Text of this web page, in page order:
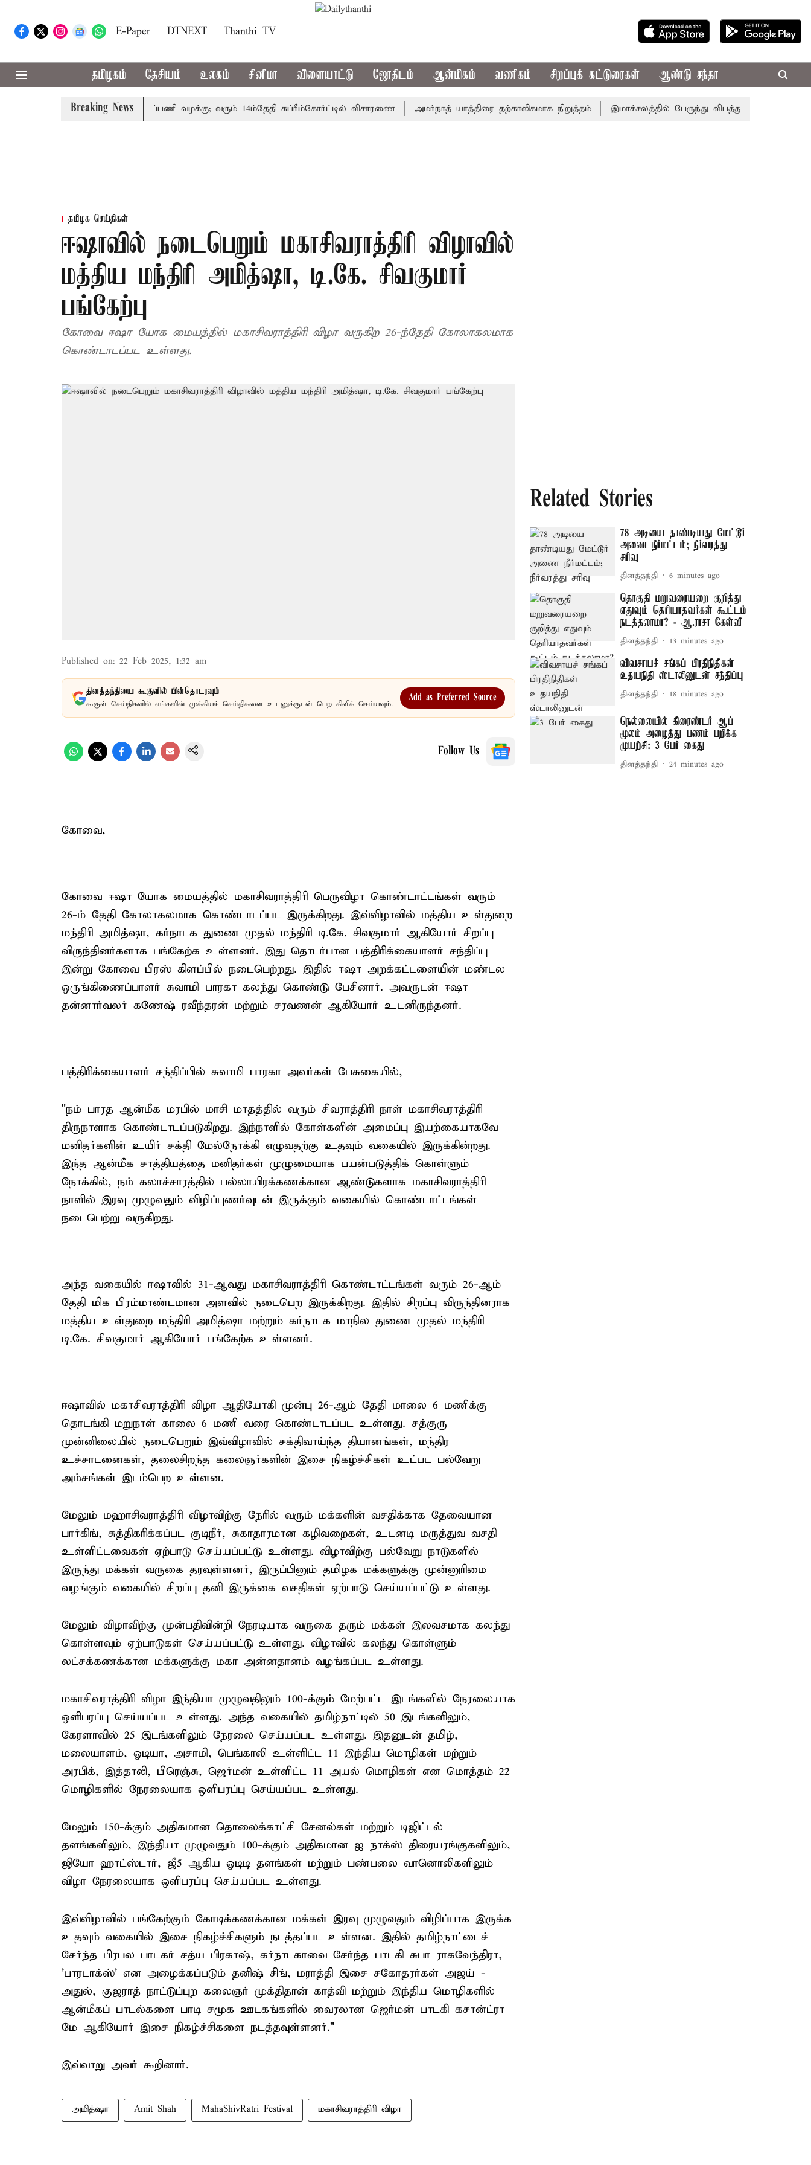
E-Paper DTNEXT Thanthi TV
தமிழகம் தேசியம் உலகம் சினிமா விளையாட்டு ஜோதிடம் ஆன்மிகம் வணிகம் சிறப்புக் கட்டுரைகள் ஆண்டு சந்தா
Breaking News
குடும்பத்தினருக்கு அரசுப்பணி வழக்கு; வரும் 14ம்தேதி சுப்ரீம்கோர்ட்டில் விசாரணை அமர்நாத் யாத்திரை தற்காலிகமாக நிறுத்தம் இமாச்சலத்தில் பேருந்து விபத்து; 7 பேர் பலி -
தமிழக செய்திகள்
ஈஷாவில் நடைபெறும் மகாசிவராத்திரி விழாவில்
மத்திய மந்திரி அமித்ஷா, டி.கே. சிவகுமார்
பங்கேற்பு
கோவை ஈஷா யோக மையத்தில் மகாசிவராத்திரி விழா வருகிற 26-ந்தேதி கோலாகலமாக
கொண்டாடப்பட உள்ளது.
Published on: 22 Feb 2025, 1:32 am
தினத்தந்தியை கூகுளில் பின்தொடரவும்
கூகுள் செய்திகளில் எங்களின் முக்கியச் செய்திகளை உடனுக்குடன் பெற கிளிக் செய்யவும்.
Add as Preferred Source
Follow Us
கோவை,
கோவை ஈஷா யோக மையத்தில் மகாசிவராத்திரி பெருவிழா கொண்டாட்டங்கள் வரும்
26-ம் தேதி கோலாகலமாக கொண்டாடப்பட இருக்கிறது. இவ்விழாவில் மத்திய உள்துறை
மந்திரி அமித்ஷா, கர்நாடக துணை முதல் மந்திரி டி.கே. சிவகுமார் ஆகியோர் சிறப்பு
விருந்தினர்களாக பங்கேற்க உள்ளனர். இது தொடர்பான பத்திரிக்கையாளர் சந்திப்பு
இன்று கோவை பிரஸ் கிளப்பில் நடைபெற்றது. இதில் ஈஷா அறக்கட்டளையின் மண்டல
ஒருங்கிணைப்பாளர் சுவாமி பாரகா கலந்து கொண்டு பேசினார். அவருடன் ஈஷா
தன்னார்வலர் கணேஷ் ரவீந்தரன் மற்றும் சரவணன் ஆகியோர் உடனிருந்தனர்.
பத்திரிக்கையாளர் சந்திப்பில் சுவாமி பாரகா அவர்கள் பேசுகையில்,
"நம் பாரத ஆன்மீக மரபில் மாசி மாதத்தில் வரும் சிவராத்திரி நாள் மகாசிவராத்திரி
திருநாளாக கொண்டாடப்படுகிறது. இந்நாளில் கோள்களின் அமைப்பு இயற்கையாகவே
மனிதர்களின் உயிர் சக்தி மேல்நோக்கி எழுவதற்கு உதவும் வகையில் இருக்கின்றது.
இந்த ஆன்மீக சாத்தியத்தை மனிதர்கள் முழுமையாக பயன்படுத்திக் கொள்ளும்
நோக்கில், நம் கலாச்சாரத்தில் பல்லாயிரக்கணக்கான ஆண்டுகளாக மகாசிவராத்திரி
நாளில் இரவு முழுவதும் விழிப்புணர்வுடன் இருக்கும் வகையில் கொண்டாட்டங்கள்
நடைபெற்று வருகிறது.
அந்த வகையில் ஈஷாவில் 31-ஆவது மகாசிவராத்திரி கொண்டாட்டங்கள் வரும் 26-ஆம்
தேதி மிக பிரம்மாண்டமான அளவில் நடைபெற இருக்கிறது. இதில் சிறப்பு விருந்தினராக
மத்திய உள்துறை மந்திரி அமித்ஷா மற்றும் கர்நாடக மாநில துணை முதல் மந்திரி
டி.கே. சிவகுமார் ஆகியோர் பங்கேற்க உள்ளனர்.
ஈஷாவில் மகாசிவராத்திரி விழா ஆதியோகி முன்பு 26-ஆம் தேதி மாலை 6 மணிக்கு
தொடங்கி மறுநாள் காலை 6 மணி வரை கொண்டாடப்பட உள்ளது. சத்குரு
முன்னிலையில் நடைபெறும் இவ்விழாவில் சக்திவாய்ந்த தியானங்கள், மந்திர
உச்சாடனைகள், தலைசிறந்த கலைஞர்களின் இசை நிகழ்ச்சிகள் உட்பட பல்வேறு
அம்சங்கள் இடம்பெற உள்ளன.
மேலும் மஹாசிவராத்திரி விழாவிற்கு நேரில் வரும் மக்களின் வசதிக்காக தேவையான
பார்கிங், சுத்திகரிக்கப்பட குடிநீர், சுகாதாரமான கழிவறைகள், உடனடி மருத்துவ வசதி
உள்ளிட்டவைகள் ஏற்பாடு செய்யப்பட்டு உள்ளது. விழாவிற்கு பல்வேறு நாடுகளில்
இருந்து மக்கள் வருகை தரவுள்ளனர், இருப்பினும் தமிழக மக்களுக்கு முன்னுரிமை
வழங்கும் வகையில் சிறப்பு தனி இருக்கை வசதிகள் ஏற்பாடு செய்யப்பட்டு உள்ளது.
மேலும் விழாவிற்கு முன்பதிவின்றி நேரடியாக வருகை தரும் மக்கள் இலவசமாக கலந்து
கொள்ளவும் ஏற்பாடுகள் செய்யப்பட்டு உள்ளது. விழாவில் கலந்து கொள்ளும்
லட்சக்கணக்கான மக்களுக்கு மகா அன்னதானம் வழங்கப்பட உள்ளது.
மகாசிவராத்திரி விழா இந்தியா முழுவதிலும் 100-க்கும் மேற்பட்ட இடங்களில் நேரலையாக
ஒளிபரப்பு செய்யப்பட உள்ளது. அந்த வகையில் தமிழ்நாட்டில் 50 இடங்களிலும்,
கேரளாவில் 25 இடங்களிலும் நேரலை செய்யப்பட உள்ளது. இதனுடன் தமிழ்,
மலையாளம், ஓடியா, அசாமி, பெங்காலி உள்ளிட்ட 11 இந்திய மொழிகள் மற்றும்
அரபிக், இத்தாலி, பிரெஞ்சு, ஜெர்மன் உள்ளிட்ட 11 அயல் மொழிகள் என மொத்தம் 22
மொழிகளில் நேரலையாக ஒளிபரப்பு செய்யப்பட உள்ளது.
மேலும் 150-க்கும் அதிகமான தொலைக்காட்சி சேனல்கள் மற்றும் டிஜிட்டல்
தளங்களிலும், இந்தியா முழுவதும் 100-க்கும் அதிகமான ஐ நாக்ஸ் திரையரங்குகளிலும்,
ஜியோ ஹாட்ஸ்டார், ஜீ5 ஆகிய ஓடிடி தளங்கள் மற்றும் பண்பலை வானொலிகளிலும்
விழா நேரலையாக ஒளிபரப்பு செய்யப்பட உள்ளது.
இவ்விழாவில் பங்கேற்கும் கோடிக்கணக்கான மக்கள் இரவு முழுவதும் விழிப்பாக இருக்க
உதவும் வகையில் இசை நிகழ்ச்சிகளும் நடத்தப்பட உள்ளன. இதில் தமிழ்நாட்டைச்
சேர்ந்த பிரபல பாடகர் சத்ய பிரகாஷ், கர்நாடகாவை சேர்ந்த பாடகி சுபா ராகவேந்திரா,
'பாரடாக்ஸ்' என அழைக்கப்படும் தனிஷ் சிங், மராத்தி இசை சகோதரர்கள் அஜய் -
அதுல், குஜராத் நாட்டுப்புற கலைஞர் முக்திதான் காத்வி மற்றும் இந்திய மொழிகளில்
ஆன்மீகப் பாடல்களை பாடி சமூக ஊடகங்களில் வைரலான ஜெர்மன் பாடகி கசான்ட்ரா
மே ஆகியோர் இசை நிகழ்ச்சிகளை நடத்தவுள்ளனர்."
இவ்வாறு அவர் கூறினார்.
அமித்ஷா Amit Shah MahaShivRatri Festival மகாசிவராத்திரி விழா
Related Stories
78 அடியை தாண்டியது மேட்டூர்
அணை நீர்மட்டம்; நீர்வரத்து
சரிவு
தினத்தந்தி 6 minutes ago
தொகுதி மறுவரையறை குறித்து
எதுவும் தெரியாதவர்கள் கூட்டம்
நடத்தலாமா? - ஆ.ராசா கேள்வி
தினத்தந்தி 13 minutes ago
விவசாயச் சங்கப் பிரதிநிதிகள்
உதயநிதி ஸ்டாலினுடன் சந்திப்பு
தினத்தந்தி 18 minutes ago
நெல்லையில் கிரைண்டர் ஆப்
மூலம் அழைத்து பணம் பறிக்க
முயற்சி: 3 பேர் கைது
தினத்தந்தி 24 minutes ago